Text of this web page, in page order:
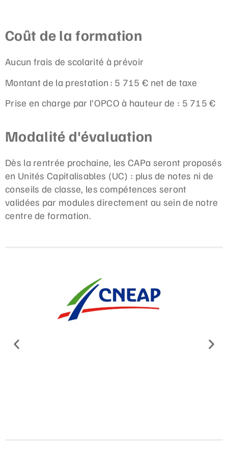
Coût de la formation
Aucun frais de scolarité à prévoir
Montant de la prestation : 5 715 € net de taxe
Prise en charge par l’OPCO à hauteur de : 5 715 €
Modalité d'évaluation
Dès la rentrée prochaine, les CAPa seront proposés
en Unités Capitalisables (UC) : plus de notes ni de
conseils de classe, les compétences seront
validées par modules directement au sein de notre
centre de formation.